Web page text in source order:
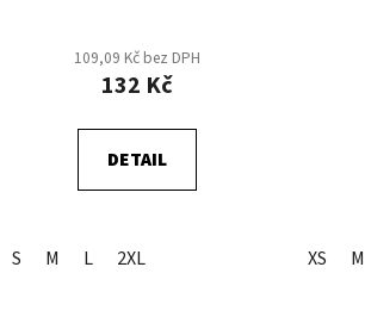
109,09 Kč bez DPH
132 Kč
DETAIL
S M L 2XL XS M